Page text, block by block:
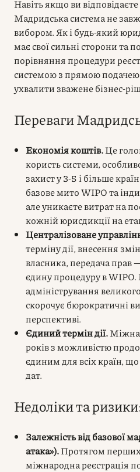
Навіть якщо ви
Мадридська система не
вибором. Як і будь-який
має свої сильні сторони та
порівняння процедури
системою з прямою
ухвалити зважене бізнес-
Переваги
Економія коштів.Це
користь системи,
захист у 3-5 і більше
базове мито WIPO та
але уникаєте витрат на
кожній юрисдикції на
Централізоване
терміну дії, внесення
власника, передача прав
єдину процедуру в
адміністрування
скорочує бюрократичні
перспективі.
Єдиний термін дії.
років з можливістю
єдиним для всіх країн,
дат.
Недоліки та
Залежність від базової
атака»).Протягом
міжнародна реєстрація